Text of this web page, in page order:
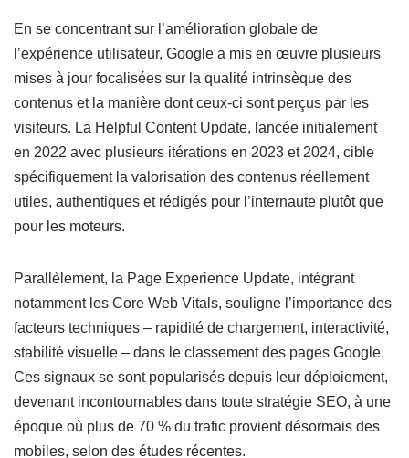
En se concentrant sur l’amélioration globale de
l’expérience utilisateur, Google a mis en œuvre plusieurs
mises à jour focalisées sur la qualité intrinsèque des
contenus et la manière dont ceux-ci sont perçus par les
visiteurs. La Helpful Content Update, lancée initialement
en 2022 avec plusieurs itérations en 2023 et 2024, cible
spécifiquement la valorisation des contenus réellement
utiles, authentiques et rédigés pour l’internaute plutôt que
pour les moteurs.
Parallèlement, la Page Experience Update, intégrant
notamment les Core Web Vitals, souligne l’importance des
facteurs techniques – rapidité de chargement, interactivité,
stabilité visuelle – dans le classement des pages Google.
Ces signaux se sont popularisés depuis leur déploiement,
devenant incontournables dans toute stratégie SEO, à une
époque où plus de 70 % du trafic provient désormais des
mobiles, selon des études récentes.